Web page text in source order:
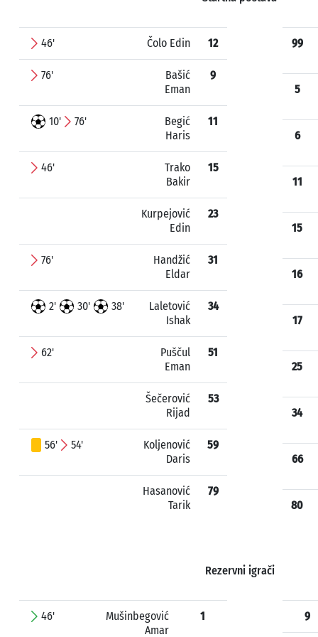
46' Čolo Edin 12
76'
Bašić
Eman
9
10' 76'
Begić
Haris
11
46'
Trako
Bakir
15
Kurpejović
Edin
23
76'
Handžić
Eldar
31
2' 30' 38'
Laletović
Ishak
34
62'
Puščul
Eman
51
Šečerović
Rijad
53
56' 54'
Koljenović
Daris
59
Hasanović
Tarik
79
99
5
6
11
15
16
17
25
34
66
80
Rezervni igrači
46'
Mušinbegović
Amar
1 9